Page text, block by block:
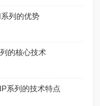
列的优势
的核心技术
系列的技术特点